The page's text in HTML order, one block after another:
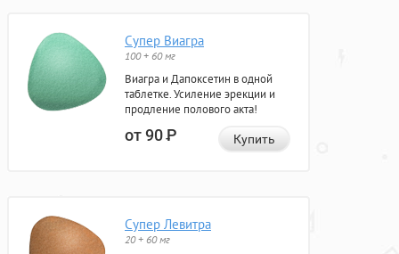
Супер Виагра
100 + 60 мг
Виагра и Дапоксетин в одной
таблетке. Усиление эрекции и
продление полового акта!
от 90Р Купить
Супер Левитра
20 + 60 мг